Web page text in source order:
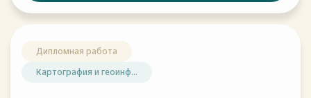
Дипломная работа
Картография и геоинф...